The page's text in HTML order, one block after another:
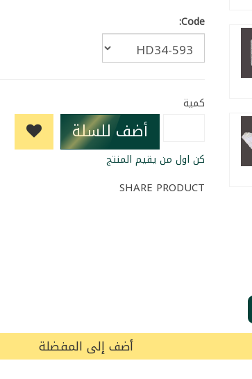
Code:
كمية
أضف للسلة
كن اول من يقيم المنتج
SHARE PRODUCT
أضف إلى المفضلة